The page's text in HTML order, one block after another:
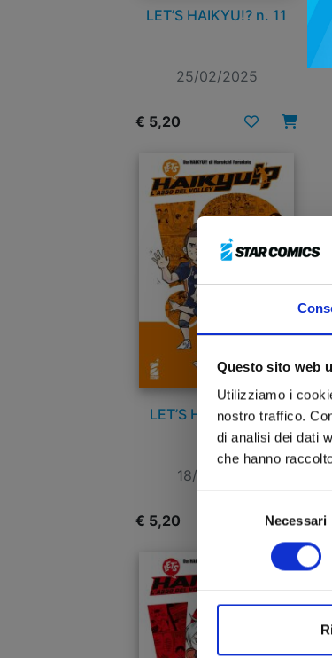
Questo sito web
Utilizziamo i
nostro traffico.
di analisi dei dati
che hanno
Necessari
LET’S HAIKYU!? n. 11
25/02/2025
€ 5,20
LET’S HAIKYU!? n. 7
18/06/2024
€ 5,20